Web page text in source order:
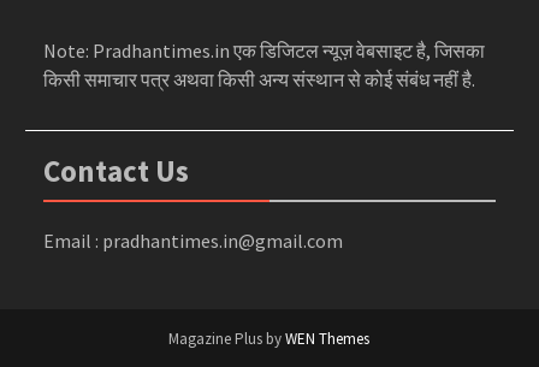
Note: Pradhantimes.in एक डिजिटल न्यूज़ वेबसाइट है, जिसका
किसी समाचार पत्र अथवा किसी अन्य संस्थान से कोई संबंध नहीं है.
Contact Us
Email : pradhantimes.in@gmail.com
Magazine Plus byWEN Themes